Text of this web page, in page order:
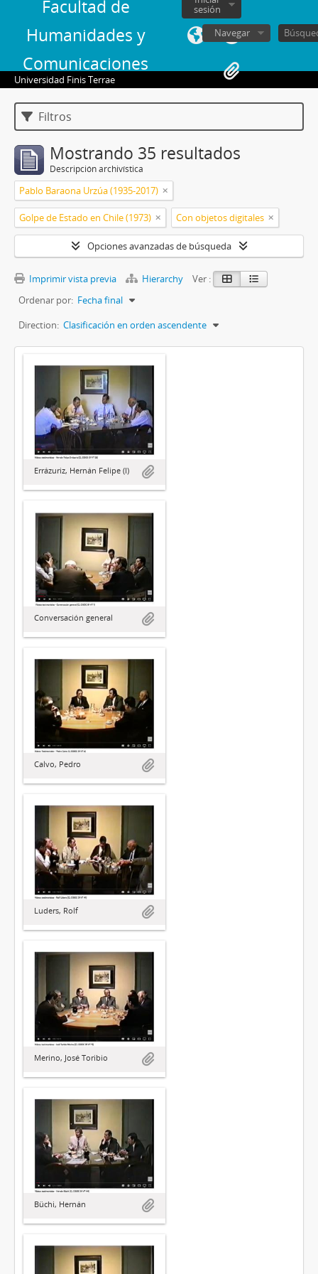
Facultad de
Humanidades y
Comunicaciones
sesión
Navegar
Universidad Finis Terrae
Filtros
Mostrando 35 resultados
Descripción archivística
Pablo Baraona Urzúa (1935-2017)
Golpe de Estado en Chile (1973) Con objetos digitales
Opciones avanzadas de búsqueda
Imprimir vista previa Hierarchy
Ver :
Ordenar por: Fecha final
Direction: Clasificación en orden ascendente
Errázuriz, Hernán Felipe (I)
Conversación general
Calvo, Pedro
Luders, Rolf
Merino, José Toribio
Büchi, Hernán